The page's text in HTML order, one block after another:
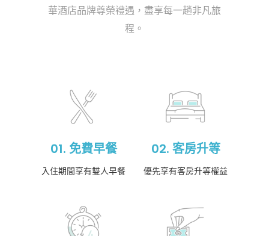
華酒店品牌尊榮禮遇，盡享每一趟非凡旅
程。
01. 免費早餐
入住期間享有雙人早餐
02. 客房升等
優先享有客房升等權益